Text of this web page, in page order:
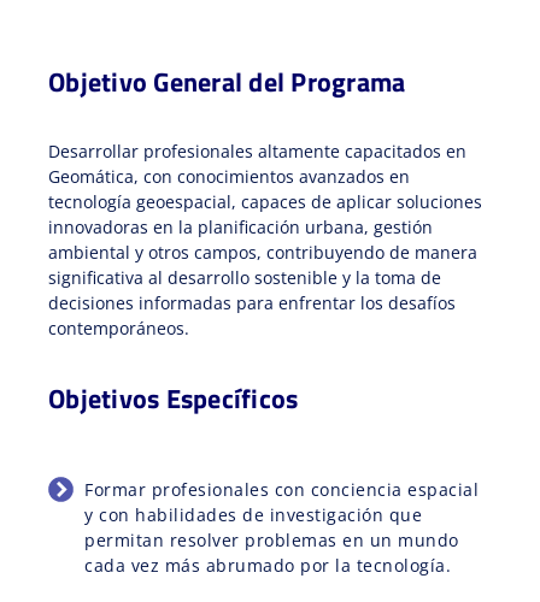
Objetivo General del Programa
Desarrollar profesionales altamente capacitados en
Geomática, con conocimientos avanzados en
tecnología geoespacial, capaces de aplicar soluciones
innovadoras en la planificación urbana, gestión
ambiental y otros campos, contribuyendo de manera
significativa al desarrollo sostenible y la toma de
decisiones informadas para enfrentar los desafíos
contemporáneos.
Objetivos Específicos
Formar profesionales con conciencia espacial
y con habilidades de investigación que
permitan resolver problemas en un mundo
cada vez más abrumado por la tecnología.